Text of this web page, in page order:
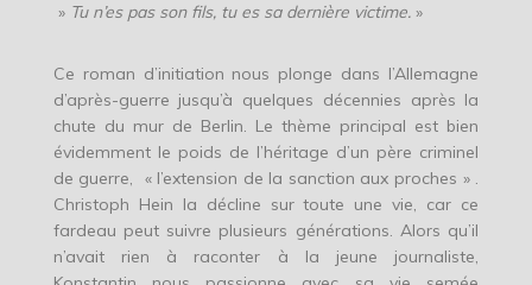
» Tu n’es pas son fils, tu es sa dernière victime.»
Ce roman d’initiation nous plonge dans l’Allemagne
d’après-guerre jusqu’à quelques décennies après la
chute du mur de Berlin. Le thème principal est bien
évidemment le poids de l’héritage d’un père criminel
de guerre, « l’extension de la sanction aux proches » .
Christoph Hein la décline sur toute une vie, car ce
fardeau peut suivre plusieurs générations. Alors qu’il
n’avait rien à raconter à la jeune journaliste,